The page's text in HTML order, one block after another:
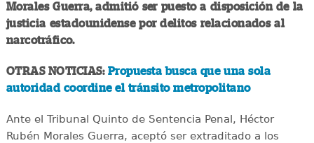
Morales Guerra, admitió ser puesto a disposición de la
justicia estadounidense por delitos relacionados al
narcotráfico.
OTRAS NOTICIAS: Propuesta busca que una sola
autoridad coordine el tránsito metropolitano
Ante el Tribunal Quinto de Sentencia Penal, Héctor
Rubén Morales Guerra, aceptó ser extraditado a los